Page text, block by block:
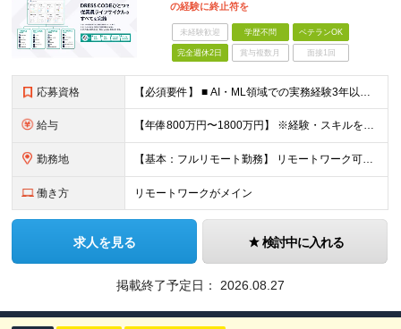
の経験に終止符を
未経験歓迎 学歴不問 ベテランOK
完全週休2日 賞与複数月 面接1回
応募資格 【必須要件】 ■ AI・ML領域での実務経験3年以上 （LLM活用・RAG構成・MLモデル実装・評価基盤構築のいずれかを含む） ■ 学歴不問 ※本社オフィスに出社できる方を想定しています ※第一言語
給与 【年俸800万円〜1800万円】 ※経験・スキルを考慮のうえ決定します ※年俸を12分割して月額支給（賞与なし） ※月額：66.7万円〜150万円（基本給：493,256円＋固定残業代：173,411
勤務地 【基本：フルリモート勤務】 リモートワーク可能です。 ただし、必要に応じてオフィスまたはメンバー間での集合を行うため、 本社オフィスに出社できる方を想定しています。 【本社】 東京都中央区築地2-1
働き方 リモートワークがメイン
求人を見る 検討中に入れる
掲載終了予定日： 2026.08.27